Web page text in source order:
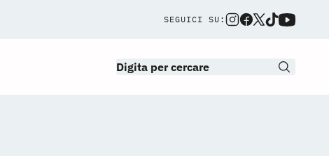
SEGUICI SU: